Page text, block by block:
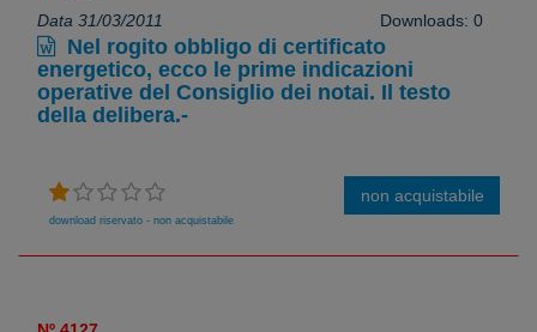
Data 31/03/2011
Downloads: 0
Nel rogito obbligo di certificato
energetico, ecco le prime indicazioni
operative del Consiglio dei notai. Il testo
della delibera.-
download riservato - non acquistabile
non acquistabile